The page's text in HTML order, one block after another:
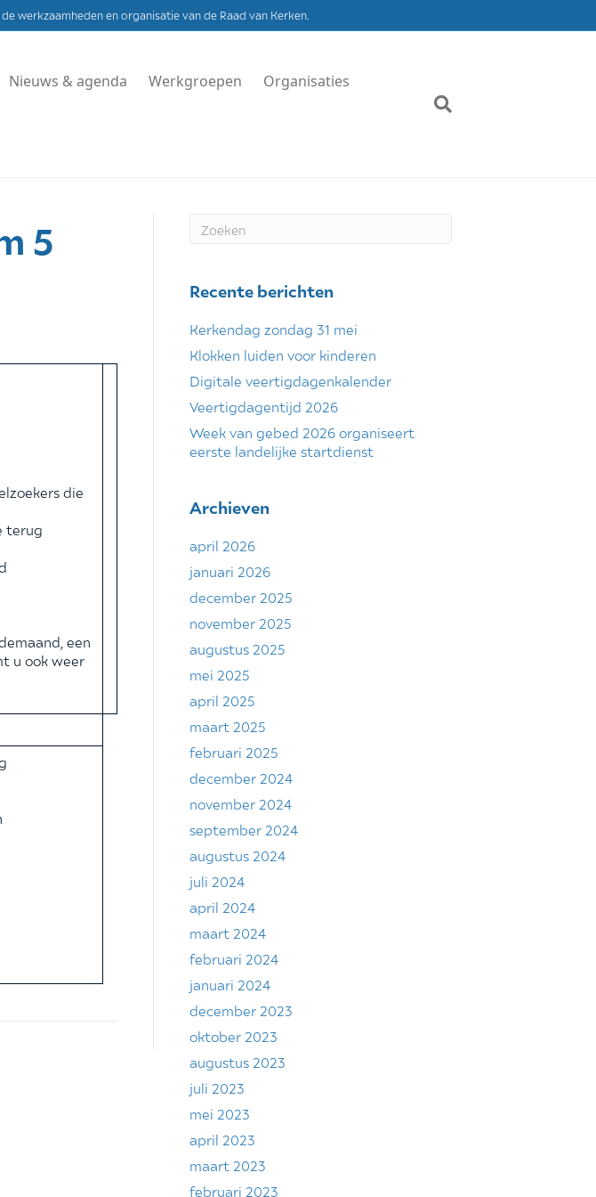
werkzaamheden en organisatie van de Raad van Kerken.
Nieuws & agenda Werkgroepen Organisaties
5
die
terug
een
u ook weer
Recente berichten
Kerkendag zondag 31 mei
Klokken luiden voor kinderen
Digitale veertigdagenkalender
Veertigdagentijd 2026
Week van gebed 2026 organiseert
eerste landelijke startdienst
Archieven
april 2026
januari 2026
december 2025
november 2025
augustus 2025
mei 2025
april 2025
maart 2025
februari 2025
december 2024
november 2024
september 2024
augustus 2024
juli 2024
april 2024
maart 2024
februari 2024
januari 2024
december 2023
oktober 2023
augustus 2023
juli 2023
mei 2023
april 2023
maart 2023
februari 2023